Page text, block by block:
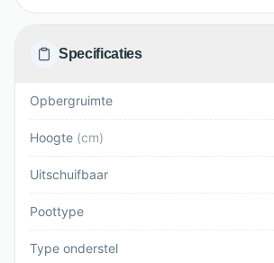
Specificaties
Opbergruimte
Hoogte (cm)
Uitschuifbaar
Poottype
Type onderstel